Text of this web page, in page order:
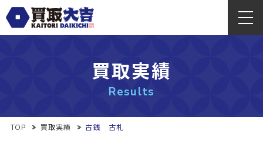
買取実績
Results
TOP 買取実績 古銭 古札